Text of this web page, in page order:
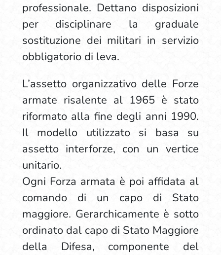
professionale. Dettano disposizioni
per disciplinare la graduale
sostituzione dei militari in servizio
obbligatorio di leva.
L’assetto organizzativo delle Forze
armate risalente al 1965 è stato
riformato alla fine degli anni 1990.
Il modello utilizzato si basa su
assetto interforze, con un vertice
unitario.
Ogni Forza armata è poi affidata al
comando di un capo di Stato
maggiore. Gerarchicamente è sotto
ordinato dal capo di Stato Maggiore
della Difesa, componente del